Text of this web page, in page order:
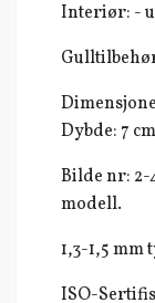
Interiør: -
Dybde: 7
Bilde nr: 2-
modell.
1,3-1,5
ISO-